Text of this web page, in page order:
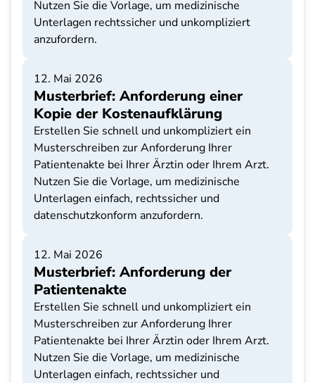
Nutzen Sie die Vorlage, um medizinische
Unterlagen rechtssicher und unkompliziert
anzufordern.
12. Mai 2026
Musterbrief: Anforderung einer
Kopie der Kostenaufklärung
Erstellen Sie schnell und unkompliziert ein
Musterschreiben zur Anforderung Ihrer
Patientenakte bei Ihrer Ärztin oder Ihrem Arzt.
Nutzen Sie die Vorlage, um medizinische
Unterlagen einfach, rechtssicher und
datenschutzkonform anzufordern.
12. Mai 2026
Musterbrief: Anforderung der
Patientenakte
Erstellen Sie schnell und unkompliziert ein
Musterschreiben zur Anforderung Ihrer
Patientenakte bei Ihrer Ärztin oder Ihrem Arzt.
Nutzen Sie die Vorlage, um medizinische
Unterlagen einfach, rechtssicher und